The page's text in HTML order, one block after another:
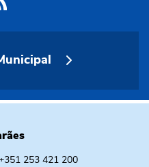
253 421 200